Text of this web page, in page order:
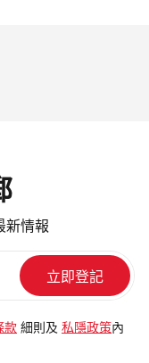
新情報
款 細則及 私隱政策 內